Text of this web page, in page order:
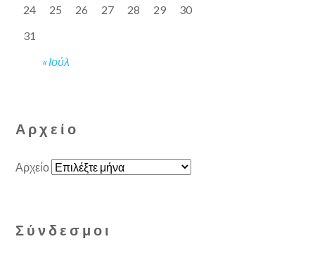
« Ιούλ
24
25 26 27 28 29
30
31
Αρχείο
Αρχείο
Σύνδεσμοι